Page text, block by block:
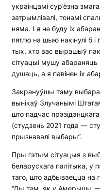
украінцамі сур’ёзна
затрымлівалі, тонамі
няма. І я не буду іх
пятлю на шыю накінулі б і
тых, хто вас вырашыў
сітуацыі мушу
душаць, а я павінен іх
Закрануўшы тэму
вынікаў Злучанымі
што падчас
(студзень 2021 года —
прызнавалі выбары”.
Пры гэтым сітуацыя з
беларускага палітыка, у
таго, што адбываецца на
“Ды там, як у Амерыцы,